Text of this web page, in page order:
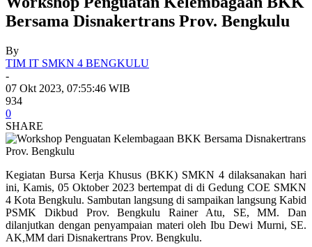
Bersama Disnakertrans Prov. Bengkulu
By
TIM IT SMKN 4 BENGKULU
-
07 Okt 2023, 07:55:46 WIB
934
0
SHARE
Kegiatan Bursa Kerja Khusus (BKK) SMKN 4 dilaksanakan hari
ini, Kamis, 05 Oktober 2023 bertempat di di Gedung COE SMKN
4 Kota Bengkulu. Sambutan langsung di sampaikan langsung Kabid
PSMK Dikbud Prov. Bengkulu Rainer Atu, SE, MM. Dan
dilanjutkan dengan penyampaian materi oleh Ibu Dewi Murni, SE.
AK,MM dari Disnakertrans Prov. Bengkulu.